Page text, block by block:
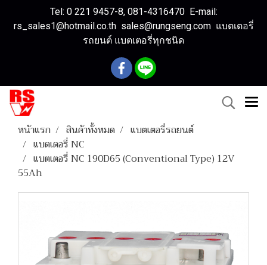
Tel: 0 221 9457-8, 081-4316470 E-mail:
rs_sales1@hotmail.co.th sales@rungseng.com แบตเตอรี่
รถยนต์ แบตเตอรี่ทุกชนิด
หน้าแรก สินค้าทั้งหมด
แบตเตอรี่รถยนต์
แบตเตอรี่ NC
แบตเตอรี่ NC 190D65 (Conventional Type) 12V
55Ah